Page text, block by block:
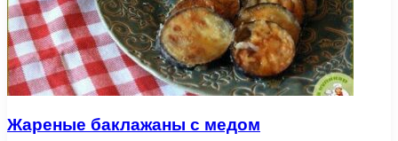
Жареные баклажаны с медом